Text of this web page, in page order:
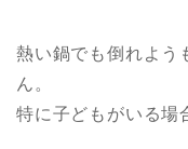
熱い鍋でも倒れよう
ん。
特に子どもがいる場